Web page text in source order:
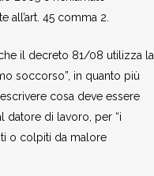
all’art. 45 comma 2.
il decreto 81/08 utilizza la
soccorso”, in quanto più
cosa deve essere
datore di lavoro, per “i
o colpiti da malore